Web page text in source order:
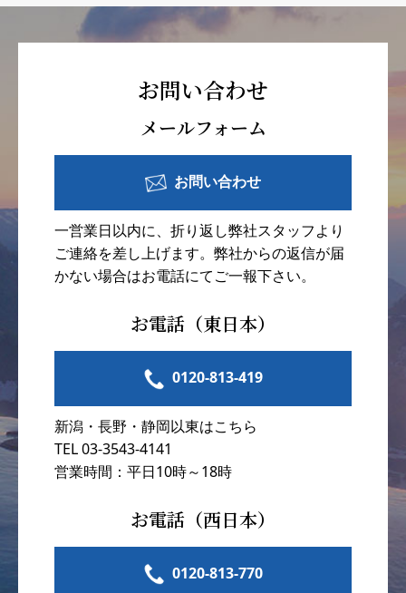
お問い合わせ
メールフォーム
お問い合わせ
一営業日以内に、折り返し弊社スタッフより
ご連絡を差し上げます。弊社からの返信が届
かない場合はお電話にてご一報下さい。
お電話（東日本）
0120-813-419
新潟・長野・静岡以東はこちら
TEL 03-3543-4141
営業時間：平日10時～18時
お電話（西日本）
0120-813-770